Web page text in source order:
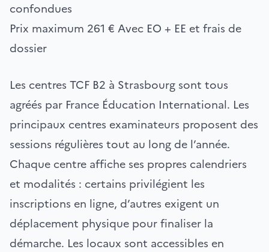
confondues
Prix maximum 261 € Avec EO + EE et frais de
dossier
Les centres TCF B2 à Strasbourg sont tous
agréés par France Éducation International. Les
principaux centres examinateurs proposent des
sessions régulières tout au long de l’année.
Chaque centre affiche ses propres calendriers
et modalités : certains privilégient les
inscriptions en ligne, d’autres exigent un
déplacement physique pour finaliser la
démarche. Les locaux sont accessibles en